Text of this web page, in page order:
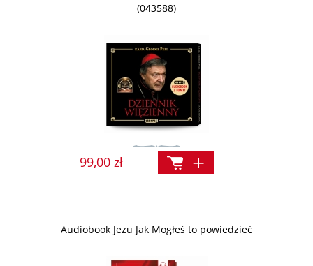
(043588)
99,00 zł
Audiobook Jezu Jak Mogłeś to powiedzieć